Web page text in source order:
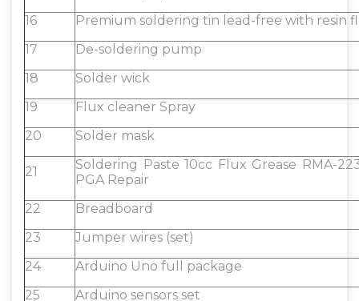
16
Premium soldering tin lead-free with resin
17
De-soldering pump
18
Solder wick
19
Flux cleaner Spray
20
Solder mask
21
Soldering Paste 10cc Flux Grease RMA-
PGA Repair
22
Breadboard
23
Jumper wires (set)
24
Arduino Uno full package
25
Arduino sensors set